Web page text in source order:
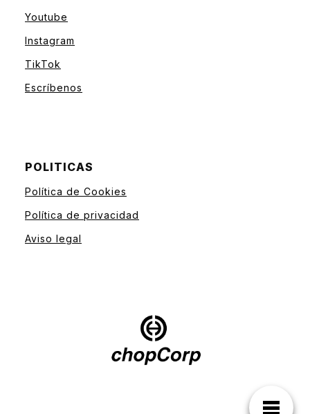
Youtube
Instagram
TikTok
Escríbenos
POLITICAS
Política de Cookies
Política de privacidad
Aviso legal